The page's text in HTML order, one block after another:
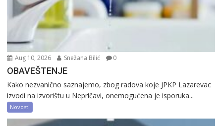
Aug 10, 2026 Snežana Bilić 0
OBAVEŠTENJE
Kako nezvanično saznajemo, zbog radova koje JPKP Lazarevac
izvodi na izvorištu u Nepričavi, onemogućena je isporuka...
Novosti